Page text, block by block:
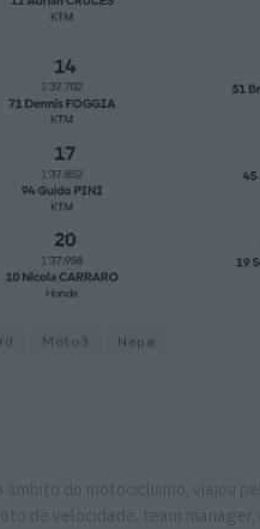
Moto3 Nepa
do motociclismo, viajou
de velocidade, team manager,